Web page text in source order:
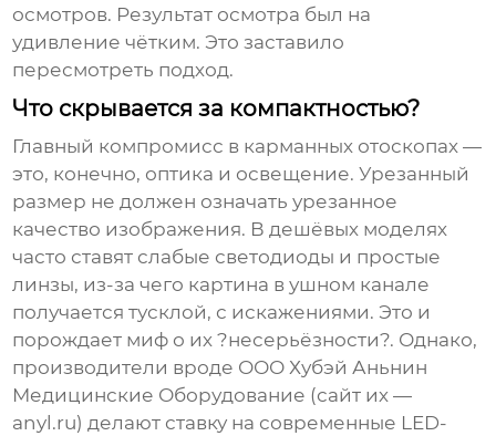
осмотров. Результат осмотра был на
удивление чётким. Это заставило
пересмотреть подход.
Что скрывается за компактностью?
Главный компромисс в карманных отоскопах —
это, конечно, оптика и освещение. Урезанный
размер не должен означать урезанное
качество изображения. В дешёвых моделях
часто ставят слабые светодиоды и простые
линзы, из-за чего картина в ушном канале
получается тусклой, с искажениями. Это и
порождает миф о их ?несерьёзности?. Однако,
производители вроде ООО Хубэй Аньнин
Медицинские Оборудование (сайт их —
anyl.ru) делают ставку на современные LED-